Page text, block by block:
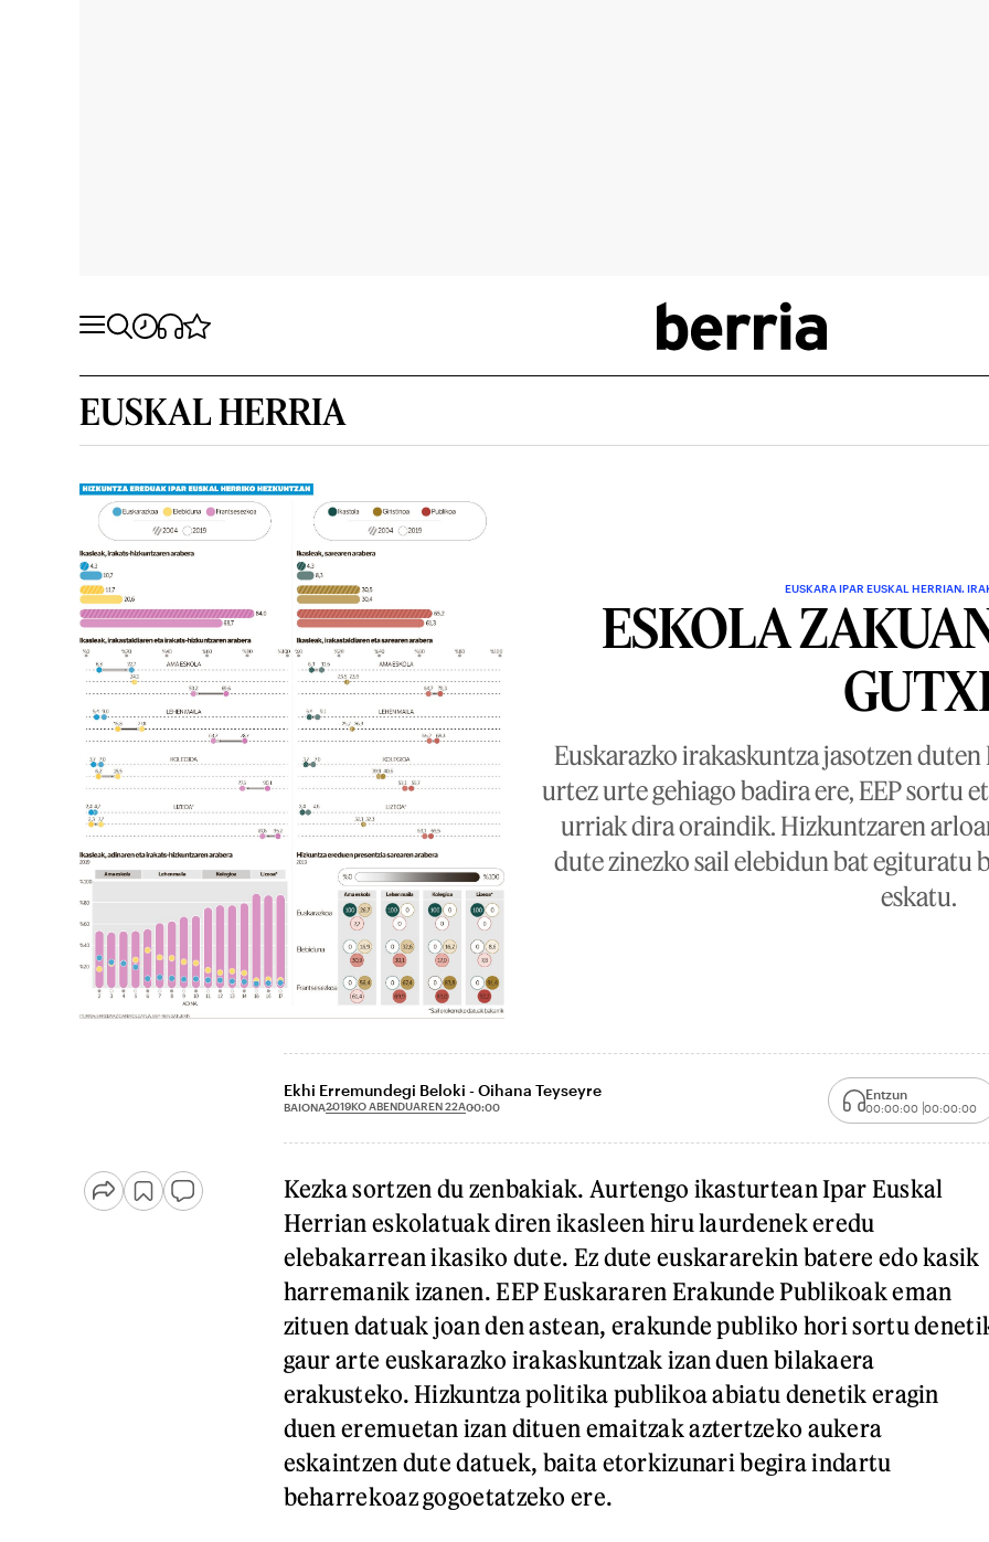
EUSKAL HERRIA
EUSKARA IPAR EUSKAL HERRIAN.
ESKOLA
Euskarazko irakaskuntza jasotzen
urtez urte gehiago badira ere, EEP sortu
urriak dira oraindik. Hizkuntzaren
dute zinezko sail elebidun bat egituratu
eskatu.
Ekhi Erremundegi Beloki - Oihana Teyseyre
BAIONA2019KO ABENDUAREN 22A00:00
Entzun
00:00:00 00:00:00
Kezka sortzen du zenbakiak. Aurtengo ikasturtean Ipar Euskal
Herrian eskolatuak diren ikasleen hiru laurdenek eredu
elebakarrean ikasiko dute. Ez dute euskararekin batere edo kasik
harremanik izanen. EEP Euskararen Erakunde Publikoak eman
zituen datuak joan den astean, erakunde publiko hori sortu
gaur arte euskarazko irakaskuntzak izan duen bilakaera
erakusteko. Hizkuntza politika publikoa abiatu denetik eragin
duen eremuetan izan dituen emaitzak aztertzeko aukera
eskaintzen dute datuek, baita etorkizunari begira indartu
beharrekoaz gogoetatzeko ere.